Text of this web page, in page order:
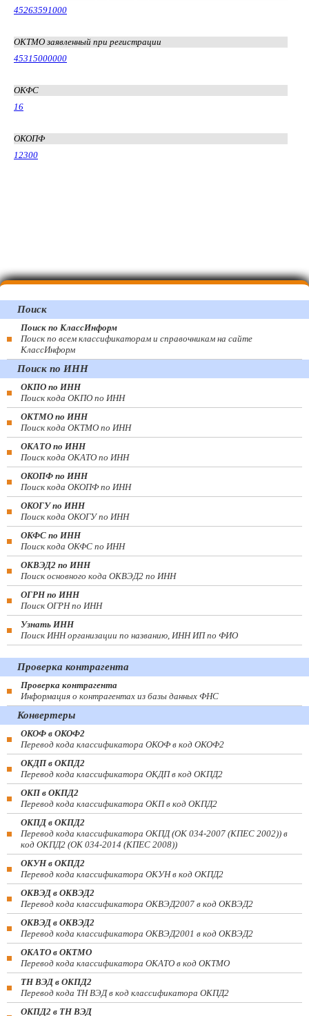
45263591000
ОКТМО заявленный при регистрации
45315000000
ОКФС
16
ОКОПФ
12300
Поиск
Поиск по КлассИнформ
Поиск по всем классификаторам и справочникам на сайте
КлассИнформ
Поиск по ИНН
ОКПО по ИНН
Поиск кода ОКПО по ИНН
ОКТМО по ИНН
Поиск кода ОКТМО по ИНН
ОКАТО по ИНН
Поиск кода ОКАТО по ИНН
ОКОПФ по ИНН
Поиск кода ОКОПФ по ИНН
ОКОГУ по ИНН
Поиск кода ОКОГУ по ИНН
ОКФС по ИНН
Поиск кода ОКФС по ИНН
ОКВЭД2 по ИНН
Поиск основного кода ОКВЭД2 по ИНН
ОГРН по ИНН
Поиск ОГРН по ИНН
Узнать ИНН
Поиск ИНН организации по названию, ИНН ИП по ФИО
Проверка контрагента
Проверка контрагента
Информация о контрагентах из базы данных ФНС
Конвертеры
ОКОФ в ОКОФ2
Перевод кода классификатора ОКОФ в код ОКОФ2
ОКДП в ОКПД2
Перевод кода классификатора ОКДП в код ОКПД2
ОКП в ОКПД2
Перевод кода классификатора ОКП в код ОКПД2
ОКПД в ОКПД2
Перевод кода классификатора ОКПД (ОК 034-2007 (КПЕС 2002)) в
код ОКПД2 (ОК 034-2014 (КПЕС 2008))
ОКУН в ОКПД2
Перевод кода классификатора ОКУН в код ОКПД2
ОКВЭД в ОКВЭД2
Перевод кода классификатора ОКВЭД2007 в код ОКВЭД2
ОКВЭД в ОКВЭД2
Перевод кода классификатора ОКВЭД2001 в код ОКВЭД2
ОКАТО в ОКТМО
Перевод кода классификатора ОКАТО в код ОКТМО
ТН ВЭД в ОКПД2
Перевод кода ТН ВЭД в код классификатора ОКПД2
ОКПД2 в ТН ВЭД